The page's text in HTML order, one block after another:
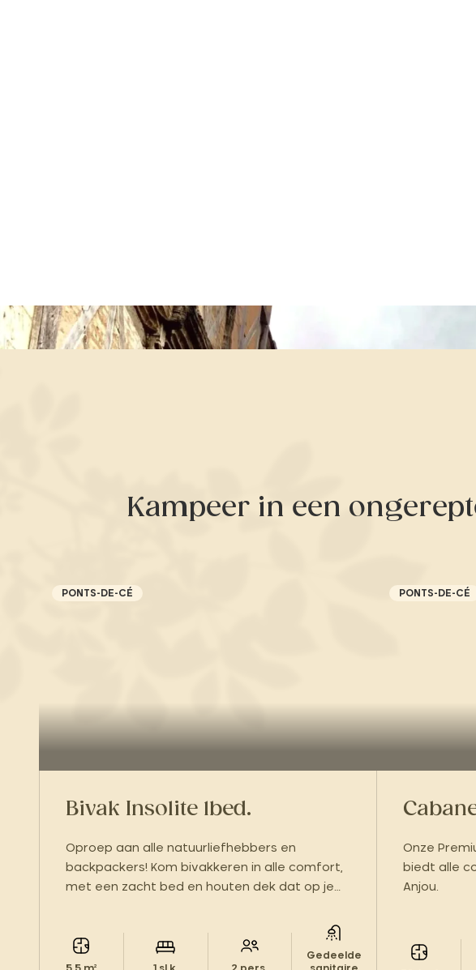
Kampeer in een
PONTS-DE-CÉ
Bivak Insolite 1bed.
Oproep aan alle natuurliefhebbers en
backpackers! Kom bivakkeren in alle comfort,
met een zacht bed en houten dek dat op je
Gedeelde
PONTS-DE-CÉ
Onze
biedt alle
Anjou.